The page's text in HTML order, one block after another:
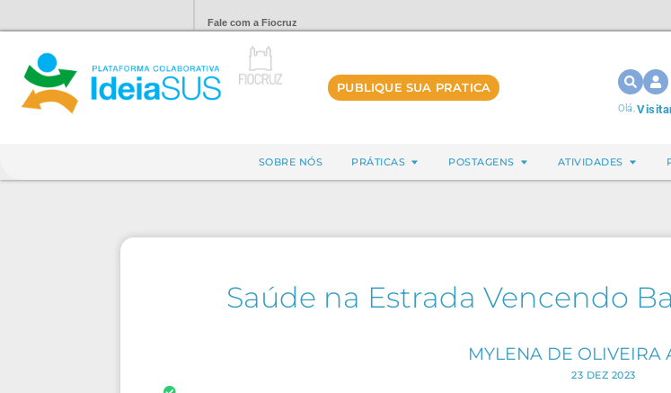
Fale com a Fiocruz
PUBLIQUE SUA PRATICA
Olá,
SOBRE NÓS PRÁTICAS POSTAGENS ATIVIDADES
Saúde na Estrada Vencendo
MYLENA DE OLIVEIRA
23 DEZ 2023